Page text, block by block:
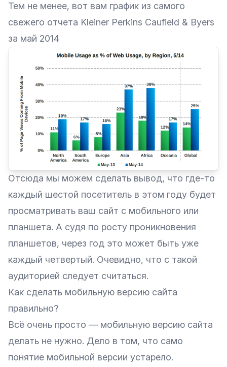
Тем не менее, вот вам график из самого
свежего отчета Kleiner Perkins Caufield & Byers
за май 2014
Отсюда мы можем сделать вывод, что где-то
каждый шестой посетитель в этом году будет
просматривать ваш сайт с мобильного или
планшета. А судя по росту проникновения
планшетов, через год это может быть уже
каждый четвертый. Очевидно, что с такой
аудиторией следует считаться.
Как сделать мобильную версию сайта
правильно?
Всё очень просто — мобильную версию сайта
делать не нужно. Дело в том, что само
понятие мобильной версии устарело.